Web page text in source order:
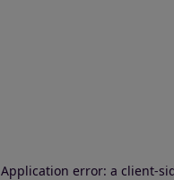
Application error: a client-